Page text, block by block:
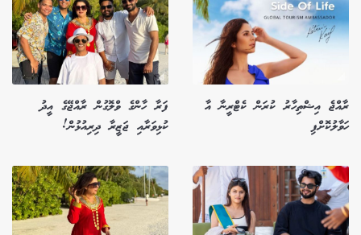
ރާއްޖެ އިޝްތިހާރު ކުރަން ކެޓްރީނާ އާ
ހަވާލުކޮށްފި
ފަރާ ހާންގެ ވްލޮގުން ރާއްޖޭގެ އީދު
ކުޅިވަރާއި ޖަޒީރާ ދިރިއުޅުން!